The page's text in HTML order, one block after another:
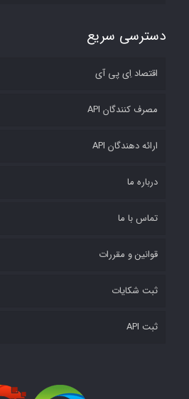
دسترسی سریع
اقتصاد اِی پی آی
مصرف کنندگان API
ارائه دهندگان API
درباره ما
تماس با ما
قوانین و مقررات
ثبت شکایات
ثبت API